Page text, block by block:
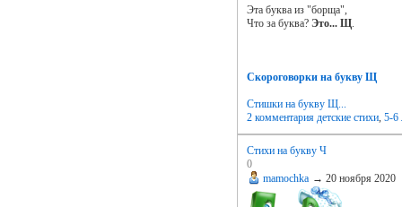
Эта буква из "борща",
Что за буква? Это... Щ.
Скороговорки на букву Щ
Стишки на букву Щ...
2 комментария детские стихи, 5-6
Стихи на букву Ч
0
mamochka → 20 ноября 2020